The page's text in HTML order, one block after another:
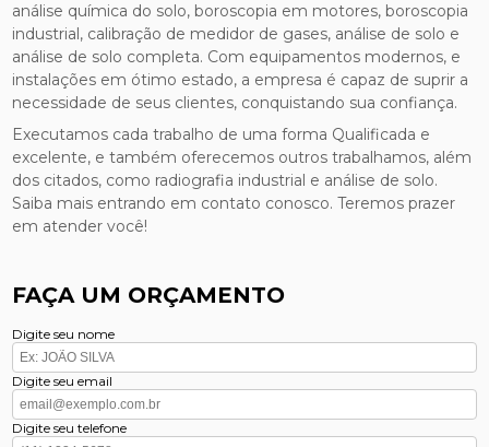
análise química do solo, boroscopia em motores, boroscopia
industrial, calibração de medidor de gases, análise de solo e
análise de solo completa. Com equipamentos modernos, e
instalações em ótimo estado, a empresa é capaz de suprir a
necessidade de seus clientes, conquistando sua confiança.
Executamos cada trabalho de uma forma Qualificada e
excelente, e também oferecemos outros trabalhamos, além
dos citados, como radiografia industrial e análise de solo.
Saiba mais entrando em contato conosco. Teremos prazer
em atender você!
FAÇA UM ORÇAMENTO
Digite seu nome
Digite seu email
Digite seu telefone